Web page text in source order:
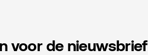
voor de nieuwsbrief